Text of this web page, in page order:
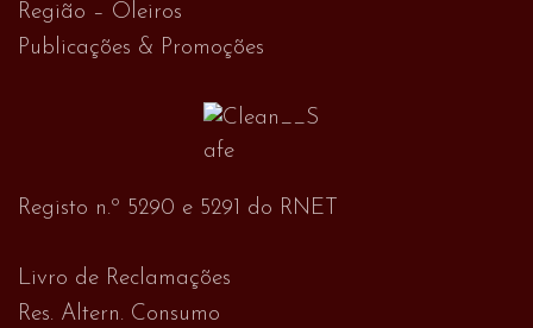
Região – Oleiros
Publicações & Promoções
Registo n.º 5290 e 5291 do RNET
Livro de Reclamações
Res. Altern. Consumo